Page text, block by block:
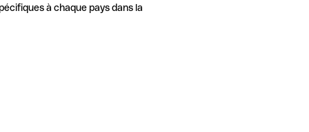
à chaque pays dans la